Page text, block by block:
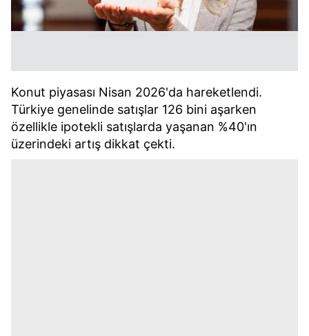
Konut piyasası Nisan 2026'da hareketlendi.
Türkiye genelinde satışlar 126 bini aşarken
özellikle ipotekli satışlarda yaşanan %40'ın
üzerindeki artış dikkat çekti.